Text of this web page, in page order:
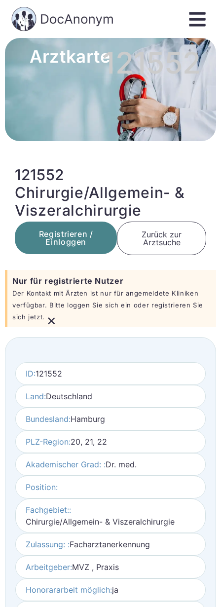
Arztkarte121552
121552
Chirurgie/Allgemein- &
Viszeralchirurgie
Registrieren /
Einloggen
Zurück zur
Arztsuche
Nur für registrierte Nutzer
Der Kontakt mit Ärzten ist nur für angemeldete Kliniken
verfügbar. Bitte loggen Sie sich ein oder registrieren Sie
sich jetzt. ×
ID:121552
Land:Deutschland
Bundesland:Hamburg
PLZ-Region:20, 21, 22
Akademischer Grad: :Dr. med.
Position:
Fachgebiet::
Chirurgie/Allgemein- & Viszeralchirurgie
Zulassung: :Facharztanerkennung
Arbeitgeber:MVZ , Praxis
Honorararbeit möglich:ja